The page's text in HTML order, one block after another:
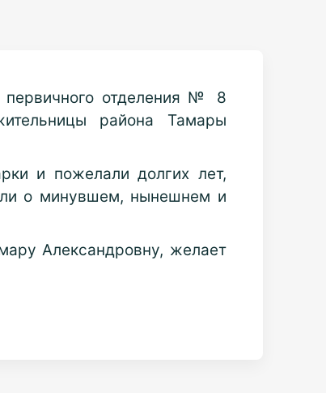
первичного отделения № 8
района Тамары
и пожелали долгих лет,
о минувшем, нынешнем и
Александровну, желает